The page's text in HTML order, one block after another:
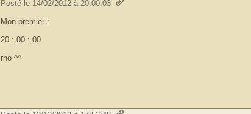
Posté le 14/02/2012 à 20:00:03
Mon premier :
20 : 00 : 00
rho ^^